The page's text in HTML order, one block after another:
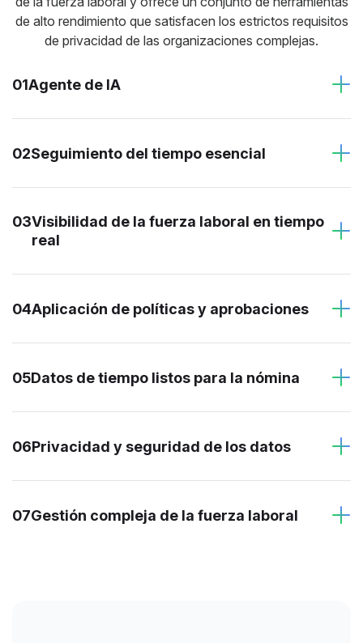
de alto rendimiento que satisfacen los estrictos requisitos
de privacidad de las organizaciones complejas.
01Agente de IA
02Seguimiento del tiempo esencial
03Visibilidad de la fuerza laboral en tiempo
real
04Aplicación de políticas y aprobaciones
05Datos de tiempo listos para la nómina
06Privacidad y seguridad de los datos
07Gestión compleja de la fuerza laboral